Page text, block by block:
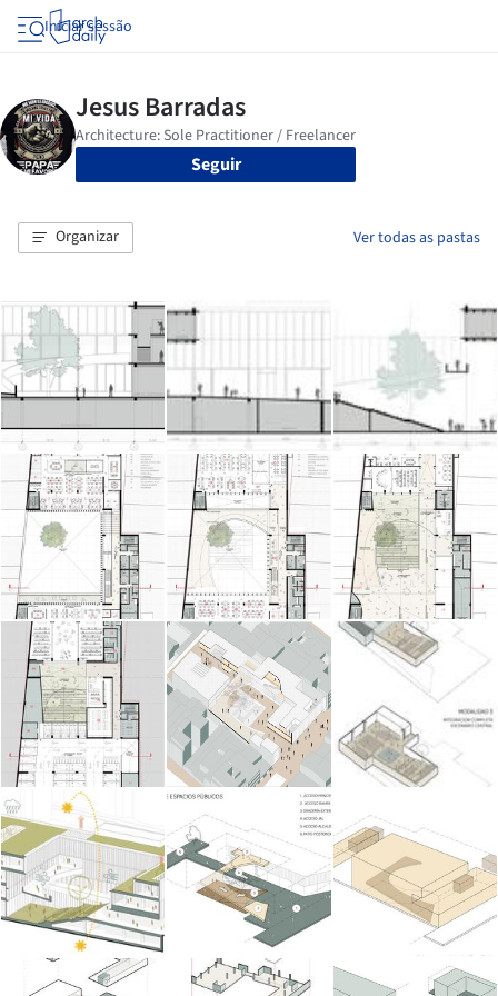
Iniciar sessão
Seguir
Organizar Ver todas as pastas